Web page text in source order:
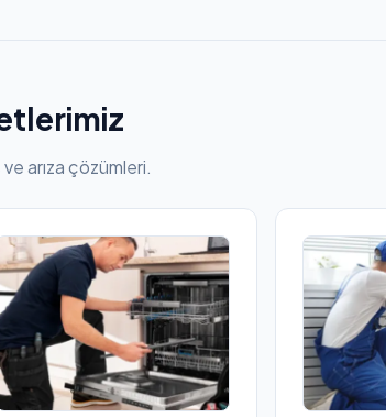
ve arıza çözümleri.